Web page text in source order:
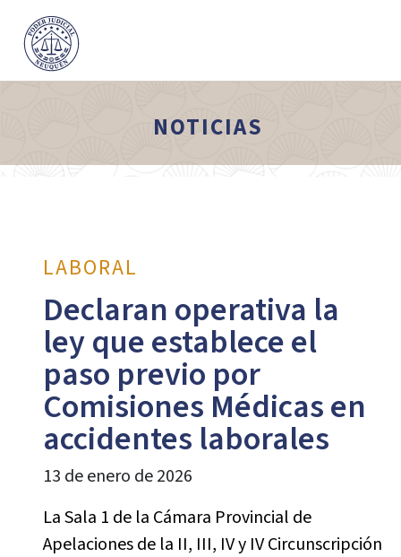
NOTICIAS
LABORAL
Declaran operativa la
ley que establece el
paso previo por
Comisiones Médicas en
accidentes laborales
13 de enero de 2026
La Sala 1 de la Cámara Provincial de
Apelaciones de la II, III, IV y IV Circunscripción